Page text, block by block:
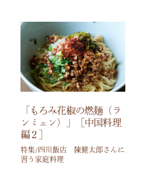
「もろみ花椒の燃麺（ラ
ンミェン）」［中国料理
編２］
特集/四川飯店 陳健太郎さんに
習う家庭料理